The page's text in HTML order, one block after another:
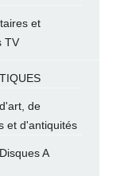
et
TV
de
et d'antiquités
A